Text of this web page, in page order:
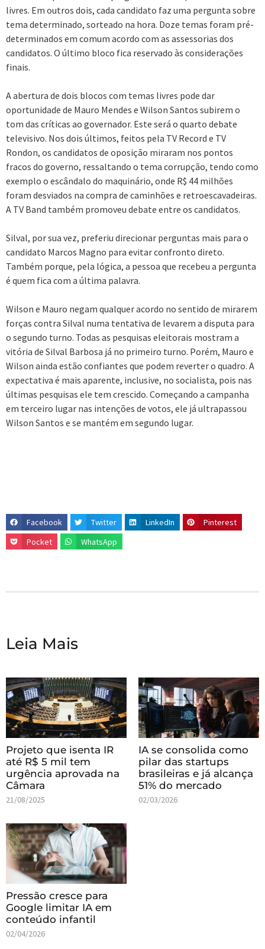
livres. Em outros dois, cada candidato faz uma pergunta sobre
tema determinado, sorteado na hora. Doze temas foram pré-
determinados em comum acordo com as assessorias dos
candidatos. O último bloco fica reservado às considerações
finais.
A abertura de dois blocos com temas livres pode dar
oportunidade de Mauro Mendes e Wilson Santos subirem o
tom das críticas ao governador. Este será o quarto debate
televisivo. Nos dois últimos, feitos pela TV Record e TV
Rondon, os candidatos de oposição miraram nos pontos
fracos do governo, ressaltando o tema corrupção, tendo como
exemplo o escândalo do maquinário, onde R$ 44 milhões
foram desviados na compra de caminhões e retroescavadeiras.
A TV Band também promoveu debate entre os candidatos.
Silval, por sua vez, preferiu direcionar perguntas mais para o
candidato Marcos Magno para evitar confronto direto.
Também porque, pela lógica, a pessoa que recebeu a pergunta
é quem fica com a última palavra.
Wilson e Mauro negam qualquer acordo no sentido de mirarem
forças contra Silval numa tentativa de levarem a disputa para
o segundo turno. Todas as pesquisas eleitorais mostram a
vitória de Silval Barbosa já no primeiro turno. Porém, Mauro e
Wilson ainda estão confiantes que podem reverter o quadro. A
expectativa é mais aparente, inclusive, no socialista, pois nas
últimas pesquisas ele tem crescido. Começando a campanha
em terceiro lugar nas intenções de votos, ele já ultrapassou
Wilson Santos e se mantém em segundo lugar.
Facebook Twitter LinkedIn
Pinterest
Pocket
WhatsApp
Leia Mais
Projeto que isenta IR
até R$ 5 mil tem
urgência aprovada na
Câmara
21/08/2025
IA se consolida como
pilar das startups
brasileiras e já alcança
51% do mercado
02/03/2026
Pressão cresce para
Google limitar IA em
conteúdo infantil
02/04/2026